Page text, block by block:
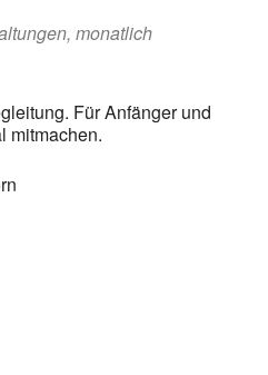
monatlich
Für Anfänger und
mitmachen.